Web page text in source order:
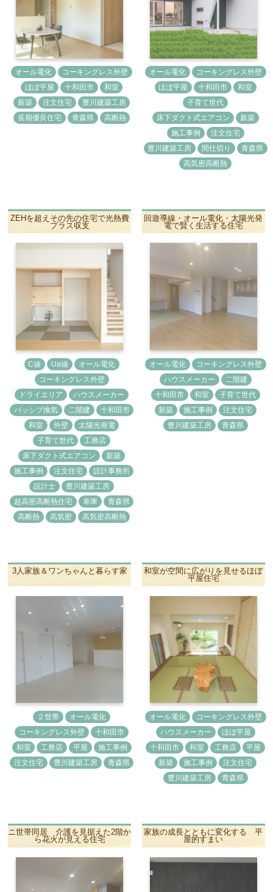
オール電化 コーキングレス外壁
ほぼ平屋 十和田市 和室
新築 注文住宅 豊川建築工房
長期優良住宅 青森県 高断熱
オール電化 コーキングレス外壁
ほぼ平屋 十和田市 和室
子育て世代
床下ダクト式エアコン 新築
施工事例 注文住宅
豊川建築工房 間仕切り 青森県
高気密高断熱
ZEHを超えその先の住宅で光熱費
プラス収支
C値 Ua値 オール電化
コーキングレス外壁
ドライエリア ハウスメーカー
パッシブ換気 二階建 十和田市
和室 外壁 太陽光発電
子育て世代 工務店
床下ダクト式エアコン 新築
施工事例 注文住宅 設計事務所
設計士 豊川建築工房
超高密高断熱住宅 車庫 青森県
高断熱 高気密 高気密高断熱
回遊導線・オール電化・太陽光発
電で賢く生活する住宅
オール電化 コーキングレス外壁
ハウスメーカー 二階建
十和田市 和室 子育て世代
新築 施工事例 注文住宅
豊川建築工房 青森県
3人家族＆ワンちゃんと暮らす家
２世帯 オール電化
コーキングレス外壁 十和田市
和室 工務店 平屋 施工事例
注文住宅 豊川建築工房 青森県
和室が空間に広がりを見せるほぼ
平屋住宅
オール電化 コーキングレス外壁
ハウスメーカー ほぼ平屋
十和田市 和室 工務店 平屋
新築 施工事例 注文住宅
豊川建築工房 青森県
ニ世帯同居 介護を見据えた2階か
ら花火が見える住宅
家族の成長とともに変化する 平
屋的すまい